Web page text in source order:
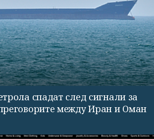
спадат след сигнали за
между Иран и Оман